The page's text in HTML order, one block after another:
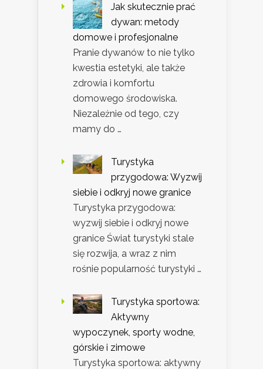
Jak skutecznie prać
dywan: metody
domowe i profesjonalne
Pranie dywanów to nie tylko
kwestia estetyki, ale także
zdrowia i komfortu
domowego środowiska.
Niezależnie od tego, czy
mamy do …
Turystyka
przygodowa: Wyzwij
siebie i odkryj nowe granice
Turystyka przygodowa:
wyzwij siebie i odkryj nowe
granice Świat turystyki stale
się rozwija, a wraz z nim
rośnie popularność turystyki …
Turystyka sportowa:
Aktywny
wypoczynek, sporty wodne,
górskie i zimowe
Turystyka sportowa: aktywny